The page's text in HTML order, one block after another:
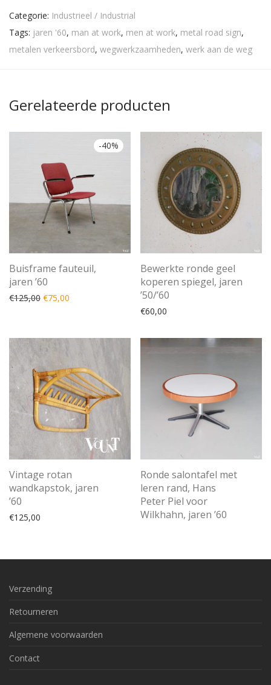
Categorie: Industrieel / Industrial
Tags: jaren '60, man at work, men at work, metal road sign,
metalen verkeersbord, wegwerkzaamheden, werk aan de weg
Gerelateerde producten
-40%
Buisframe fauteuil,
jaren ’60
€125,00 Oorspronkelijke prijs was: €125,00.
€75,00 Huidige prijs is: €75,00.
Bewerkte ronde geel
koperen spiegel, jaren
’50/’60
€60,00
Vintage rotan
wandkapstok, jaren
’60
€125,00
Ronde salontafel met
leren rand, Hans
Peter Piel voor
Wilkhahn, jaren ’60
Verzending
Retourneren
Algemene voorwaarden
Contact